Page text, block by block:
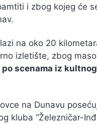
i zbog kojeg će
na oko 20
izletište, zbog
scenama iz
na Dunavu
kluba “Železničar-